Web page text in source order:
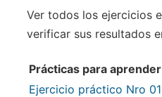
Ver todos los ejercicios
verificar sus resultados
Prácticas para aprender
Ejercicio práctico Nro 01